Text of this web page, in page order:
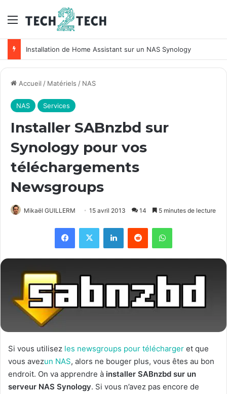
Menu
Accueil / Matériels / NAS
NAS Services
Installer SABnzbd sur
Synology pour vos
téléchargements
Newsgroups
Mikaël GUILLERM 15 avril 2013 14 5 minutes de lecture
Si vous utilisez les newsgroups pour télécharger et que
vous avezun NAS, alors ne bouger plus, vous êtes au bon
endroit. On va apprendre à installer SABnzbd sur un
serveur NAS Synology. Si vous n’avez pas encore de